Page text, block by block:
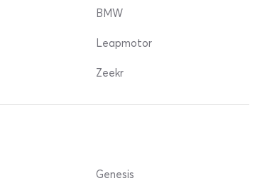
BMW
Leapmotor
Zeekr
Genesis